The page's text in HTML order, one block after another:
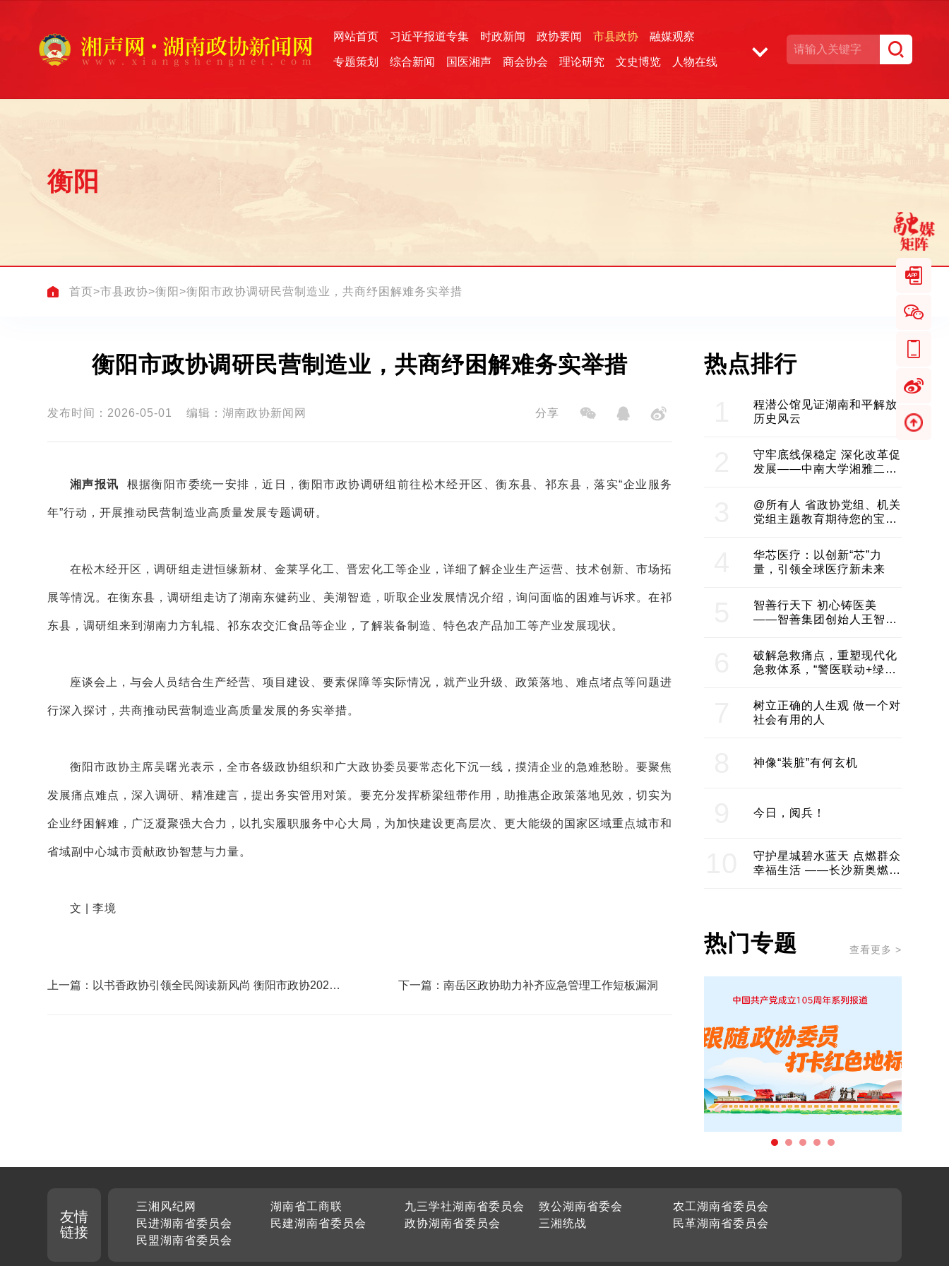
网站首页 习近平报道专集 时政新闻 政协要闻 市县政协 融媒观察
专题策划 综合新闻 国医湘声 商会协会 理论研究 文史博览 人物在线
衡阳
首页>市县政协>衡阳 >衡阳市政协调研民营制造业，共商纾困解难务实举措
衡阳市政协调研民营制造业，共商纾困解难务实举措
发布时间：2026-05-01 编辑：湖南政协新闻网 分享
湘声报讯 根据衡阳市委统一安排，近日，衡阳市政协调研组前往松木经开区、衡东县、祁东县，落实“企业服务
年”行动，开展推动民营制造业高质量发展专题调研。
在松木经开区，调研组走进恒缘新材、金莱孚化工、晋宏化工等企业，详细了解企业生产运营、技术创新、市场拓
展等情况。在衡东县，调研组走访了湖南东健药业、美湖智造，听取企业发展情况介绍，询问面临的困难与诉求。在祁
东县，调研组来到湖南力方轧辊、祁东农交汇食品等企业，了解装备制造、特色农产品加工等产业发展现状。
座谈会上，与会人员结合生产经营、项目建设、要素保障等实际情况，就产业升级、政策落地、难点堵点等问题进
行深入探讨，共商推动民营制造业高质量发展的务实举措。
衡阳市政协主席吴曙光表示，全市各级政协组织和广大政协委员要常态化下沉一线，摸清企业的急难愁盼。要聚焦
发展痛点难点，深入调研、精准建言，提出务实管用对策。要充分发挥桥梁纽带作用，助推惠企政策落地见效，切实为
企业纾困解难，广泛凝聚强大合力，以扎实履职服务中心大局，为加快建设更高层次、更大能级的国家区域重点城市和
省域副中心城市贡献政协智慧与力量。
文 | 李境
上一篇：以书香政协引领全民阅读新风尚 衡阳市政协2026
下一篇：南岳区政协助力补齐应急管理工作短板漏洞
热点排行
程潜公馆见证湖南和平解放
历史风云
守牢底线保稳定 深化改革促
发展——中南大学湘雅二医
@所有人 省政协党组、机关
党组主题教育期待您的宝贵
华芯医疗：以创新“芯”力
量，引领全球医疗新未来
智善行天下 初心铸医美
——智善集团创始人王智带
建医美产业良性生态圈
破解急救痛点，重塑现代化
急救体系，“警医联动+绿波
树立正确的人生观 做一个对
社会有用的人
神像“装脏”有何玄机
今日，阅兵！
守护星城碧水蓝天 点燃群众
幸福生活 ——长沙新奥燃气
热门专题 查看更多 >
友情
链接
三湘风纪网 湖南省工商联 九三学社湖南省委员会 致公湖南省委会
农工湖南省委员会
民进湖南省委员会
民建湖南省委员会 政协湖南省委员会 三湘统战
民革湖南省委员会
民盟湖南省委员会